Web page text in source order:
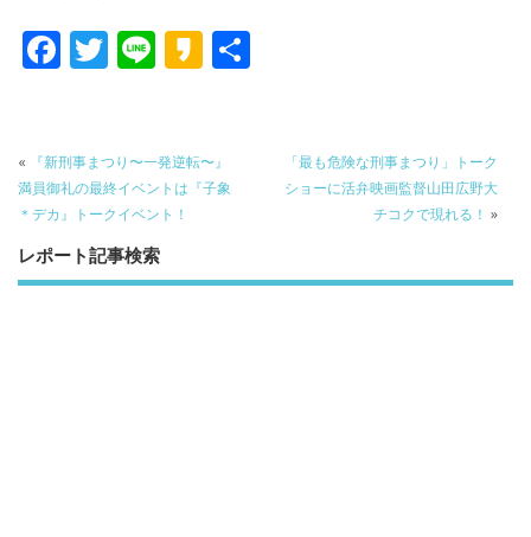
F
b
o
o
k
T
er
Li K
a
o
«
『新刑事まつり〜一発逆転〜』
満員御礼の最終イベントは『子象
＊デカ』トークイベント！
「最も危険な刑事まつり」トーク
ショーに活弁映画監督山田広野大
チコクで現れる！ »
レポート記事検索